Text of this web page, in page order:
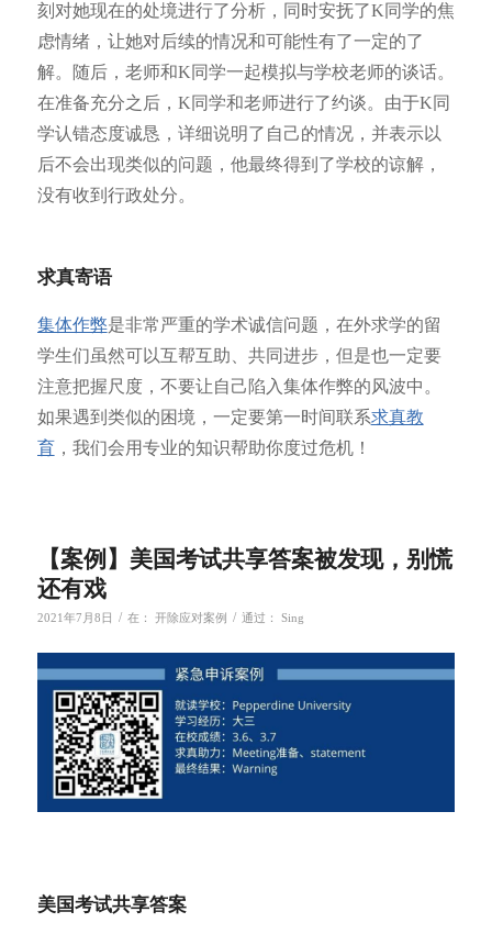
刻对她现在的处境进行了分析，同时安抚了K同学的焦
虑情绪，让她对后续的情况和可能性有了一定的了
解。随后，老师和K同学一起模拟与学校老师的谈话。
在准备充分之后，K同学和老师进行了约谈。由于K同
学认错态度诚恳，详细说明了自己的情况，并表示以
后不会出现类似的问题，他最终得到了学校的谅解，
没有收到行政处分。
求真寄语
集体作弊是非常严重的学术诚信问题，在外求学的留
学生们虽然可以互帮互助、共同进步，但是也一定要
注意把握尺度，不要让自己陷入集体作弊的风波中。
如果遇到类似的困境，一定要第一时间联系求真教
育，我们会用专业的知识帮助你度过危机！
【案例】美国考试共享答案被发现，别慌
还有戏
2021年7月8日 / 在： 开除应对案例 / 通过： Sing
美国考试共享答案